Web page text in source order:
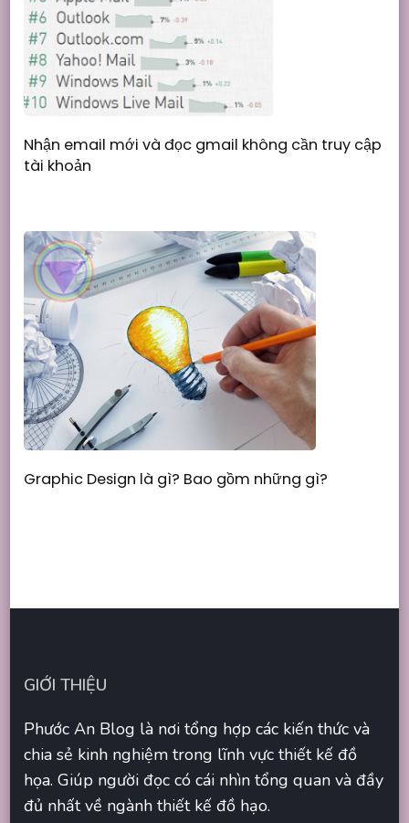
Nhận email mới và đọc gmail không cần truy cập
tài khoản
Graphic Design là gì? Bao gồm những gì?
GIỚI THIỆU
Phước An Blog là nơi tổng hợp các kiến thức và
chia sẻ kinh nghiệm trong lĩnh vực thiết kế đồ
họa. Giúp người đọc có cái nhìn tổng quan và đầy
đủ nhất về ngành thiết kế đồ hạo.